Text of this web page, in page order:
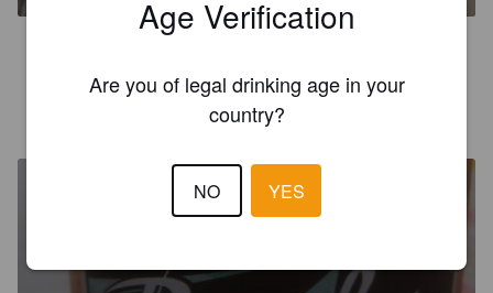
Age Verification
Are you of legal drinking age in your
country?
NO YES